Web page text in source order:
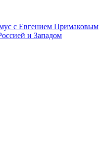
с Евгением Примаковым
и Западом